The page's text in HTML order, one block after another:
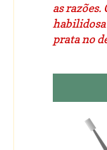
as razões.
habilidosa
prata no